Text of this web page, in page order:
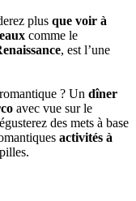
plus que voir à
comme le
, est l’une
? Un dîner
avec vue sur le
des mets à base
activités à